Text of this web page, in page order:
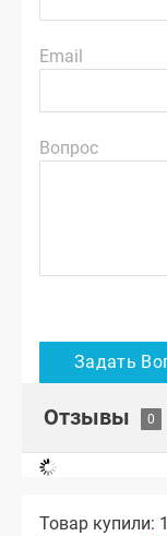
Email
Вопрос
Отзывы
Товар купили: 1